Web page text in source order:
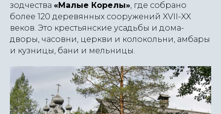
зодчества «Малые Корелы», где собрано
более 120 деревянных сооружений XVII-XX
веков. Это крестьянские усадьбы и дома-
дворы, часовни, церкви и колокольни, амбары
и кузницы, бани и мельницы.